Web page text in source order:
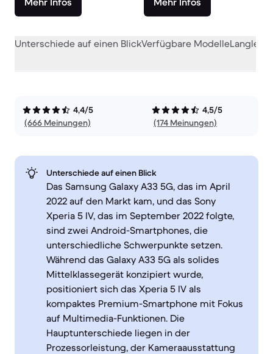
Unterschiede auf einen BlickVerfügbare Modelle
4,4/5
(666 Meinungen)
4,5/5
(174 Meinungen)
Unterschiede auf einen Blick
Das Samsung Galaxy A33 5G, das im April
2022 auf den Markt kam, und das Sony
Xperia 5 IV, das im September 2022 folgte,
sind zwei Android-Smartphones, die
unterschiedliche Schwerpunkte setzen.
Während das Galaxy A33 5G als solides
Mittelklassegerät konzipiert wurde,
positioniert sich das Xperia 5 IV als
kompaktes Premium-Smartphone mit Fokus
auf Multimedia-Funktionen. Die
Hauptunterschiede liegen in der
Prozessorleistung, der Kameraausstattung